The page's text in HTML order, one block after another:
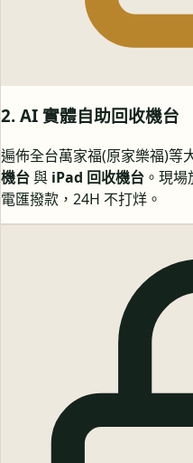
2. AI 實體自助回收機台
遍佈全台萬家福(原家樂福)等
機台與 iPad 回收機台 。現
電匯撥款，24H 不打烊。